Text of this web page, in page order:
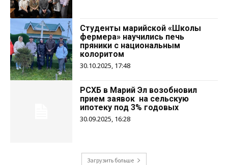
Студенты марийской «Школы
фермера» научились печь
пряники с национальным
колоритом
30.10.2025, 17:48
РСХБ в Марий Эл возобновил
прием заявок на сельскую
ипотеку под 3% годовых
30.09.2025, 16:28
Загрузить больше